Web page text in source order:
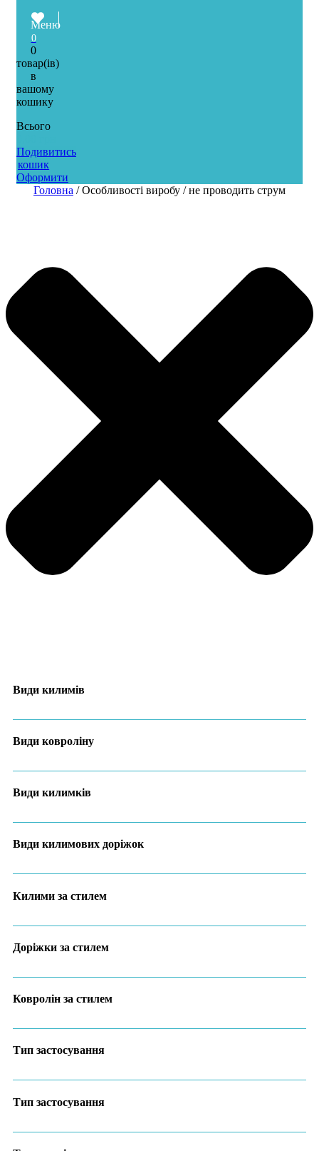
Меню
0
0
товар(ів)
в
вашому
кошику
Всього
Подивитись
кошик
Оформити
Головна / Особливості виробу / не проводить струм
Види килимів
Види ковроліну
Види килимків
Види килимових доріжок
Килими за стилем
Доріжки за стилем
Ковролін за стилем
Тип застосування
Тип застосування